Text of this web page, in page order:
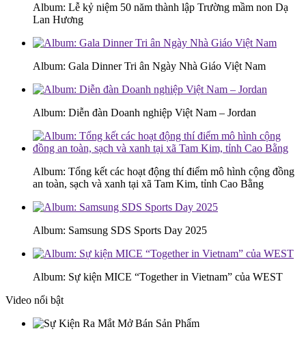
Album: Lễ kỷ niệm 50 năm thành lập Trường mầm non Dạ
Lan Hương
Album: Gala Dinner Tri ân Ngày Nhà Giáo Việt Nam
Album: Diễn đàn Doanh nghiệp Việt Nam – Jordan
Album: Tổng kết các hoạt động thí điểm mô hình cộng đồng
an toàn, sạch và xanh tại xã Tam Kim, tỉnh Cao Bằng
Album: Samsung SDS Sports Day 2025
Album: Sự kiện MICE “Together in Vietnam” của WEST
Video nổi bật